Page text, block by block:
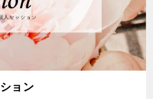
ョン